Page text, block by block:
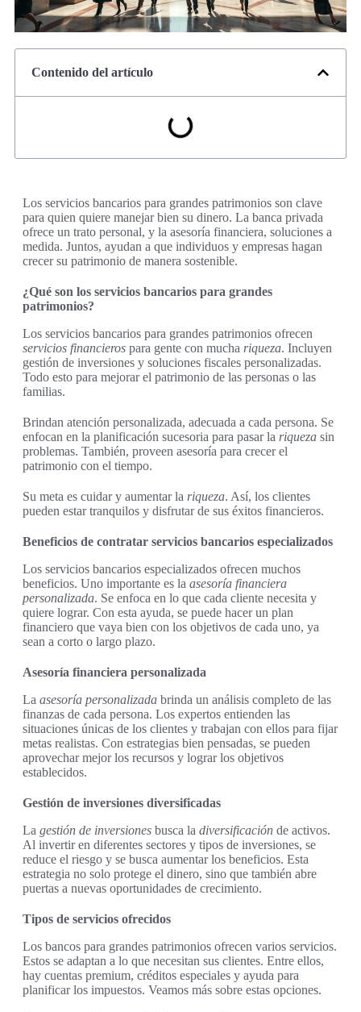
Contenido del artículo
Los servicios bancarios para grandes patrimonios son clave
para quien quiere manejar bien su dinero. La banca privada
ofrece un trato personal, y la asesoría financiera, soluciones a
medida. Juntos, ayudan a que individuos y empresas hagan
crecer su patrimonio de manera sostenible.
¿Qué son los servicios bancarios para grandes
patrimonios?
Los servicios bancarios para grandes patrimonios ofrecen
servicios financieros para gente con mucha riqueza. Incluyen
gestión de inversiones y soluciones fiscales personalizadas.
Todo esto para mejorar el patrimonio de las personas o las
familias.
Brindan atención personalizada, adecuada a cada persona. Se
enfocan en la planificación sucesoria para pasar la riqueza sin
problemas. También, proveen asesoría para crecer el
patrimonio con el tiempo.
Su meta es cuidar y aumentar la riqueza. Así, los clientes
pueden estar tranquilos y disfrutar de sus éxitos financieros.
Beneficios de contratar servicios bancarios especializados
Los servicios bancarios especializados ofrecen muchos
beneficios. Uno importante es la asesoría financiera
personalizada. Se enfoca en lo que cada cliente necesita y
quiere lograr. Con esta ayuda, se puede hacer un plan
financiero que vaya bien con los objetivos de cada uno, ya
sean a corto o largo plazo.
Asesoría financiera personalizada
La asesoría personalizada brinda un análisis completo de las
finanzas de cada persona. Los expertos entienden las
situaciones únicas de los clientes y trabajan con ellos para fijar
metas realistas. Con estrategias bien pensadas, se pueden
aprovechar mejor los recursos y lograr los objetivos
establecidos.
Gestión de inversiones diversificadas
La gestión de inversiones busca la diversificación de activos.
Al invertir en diferentes sectores y tipos de inversiones, se
reduce el riesgo y se busca aumentar los beneficios. Esta
estrategia no solo protege el dinero, sino que también abre
puertas a nuevas oportunidades de crecimiento.
Tipos de servicios ofrecidos
Los bancos para grandes patrimonios ofrecen varios servicios.
Estos se adaptan a lo que necesitan sus clientes. Entre ellos,
hay cuentas premium, créditos especiales y ayuda para
planificar los impuestos. Veamos más sobre estas opciones.